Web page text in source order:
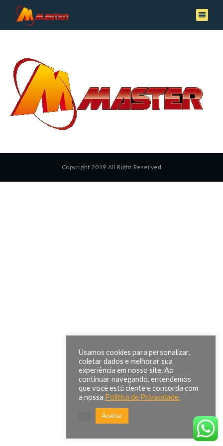
Copyright 2019 All Right Reserved
Usamos cookies para personalizar,
coletar dados e melhorar sua
experiência em nosso site. Ao
continuar navegando, entendemos
que você está ciente e concorda com
a nossa Política de Privacidade.
Aceitar